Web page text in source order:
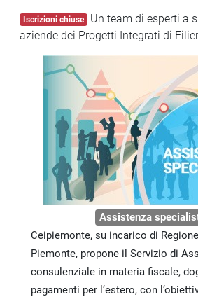
Iscrizioni chiuse Un team di esperti a
aziende dei Progetti Integrati di
Assistenza
Ceipiemonte, su incarico di Regione
Piemonte, propone il Servizio di
consulenziale in materia fiscale,
pagamenti per l’estero, con